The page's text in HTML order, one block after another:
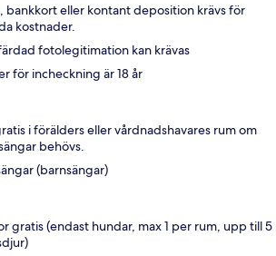
bankkort eller kontant deposition krävs för
kostnader.
fotolegitimation kan krävas
för incheckning är 18 år
i förälders eller vårdnadshavares rum om
behövs.
(barnsängar)
gratis (endast hundar, max 1 per rum, upp till 5